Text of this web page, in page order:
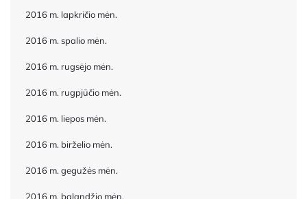
2016 m. lapkričio mėn.
2016 m. spalio mėn.
2016 m. rugsėjo mėn.
2016 m. rugpjūčio mėn.
2016 m. liepos mėn.
2016 m. birželio mėn.
2016 m. gegužės mėn.
2016 m. balandžio mėn.